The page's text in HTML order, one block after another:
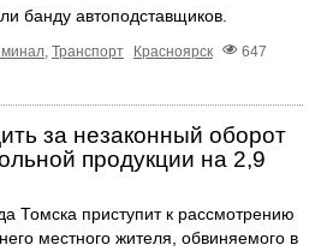
банду автоподставщиков.
Транспорт Красноярск
647
за незаконный оборот
продукции на 2,9
Томска приступит к рассмотрению
местного жителя, обвиняемого в